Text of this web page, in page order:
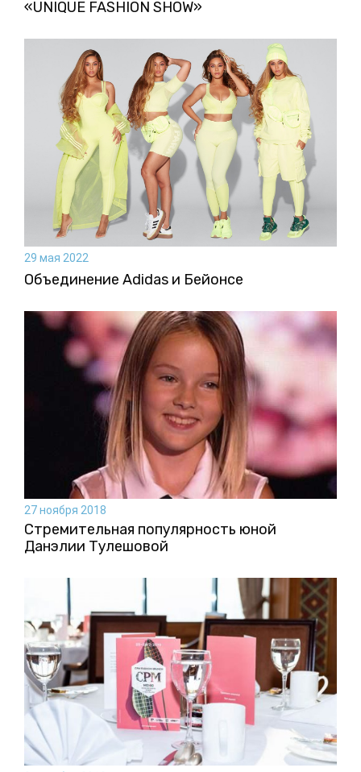
«UNIQUE FASHION SHOW»
29 мая 2022
Объединение Adidas и Бейонсе
27 ноября 2018
Стремительная популярность юной
Данэлии Тулешовой